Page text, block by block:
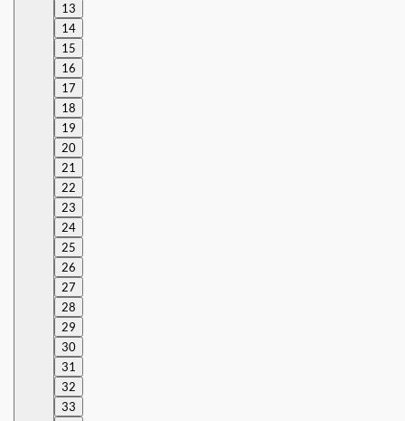
13
14
15
16
17
18
19
20
21
22
23
24
25
26
27
28
29
30
31
32
33